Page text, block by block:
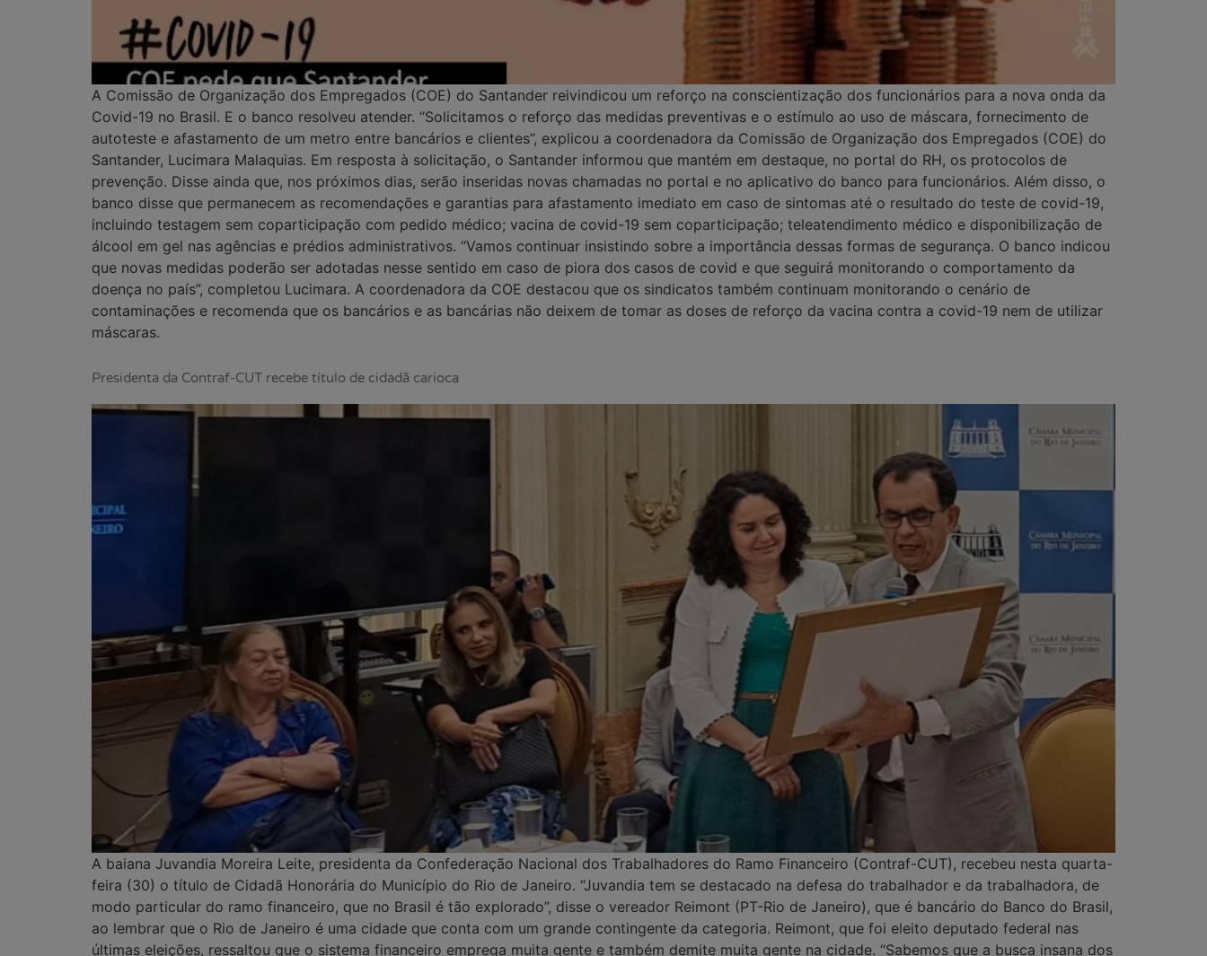
A Comissão de Organização dos Empregados (COE) do Santander reivindicou um reforço na conscientização dos funcionários para a nova onda da
Covid-19 no Brasil. E o banco resolveu atender. “Solicitamos o reforço das medidas preventivas e o estímulo ao uso de máscara, fornecimento de
autoteste e afastamento de um metro entre bancários e clientes”, explicou a coordenadora da Comissão de Organização dos Empregados (COE) do
Santander, Lucimara Malaquias. Em resposta à solicitação, o Santander informou que mantém em destaque, no portal do RH, os protocolos de
prevenção. Disse ainda que, nos próximos dias, serão inseridas novas chamadas no portal e no aplicativo do banco para funcionários. Além disso, o
banco disse que permanecem as recomendações e garantias para afastamento imediato em caso de sintomas até o resultado do teste de covid-19,
incluindo testagem sem coparticipação com pedido médico; vacina de covid-19 sem coparticipação; teleatendimento médico e disponibilização de
álcool em gel nas agências e prédios administrativos. “Vamos continuar insistindo sobre a importância dessas formas de segurança. O banco indicou
que novas medidas poderão ser adotadas nesse sentido em caso de piora dos casos de covid e que seguirá monitorando o comportamento da
doença no país”, completou Lucimara. A coordenadora da COE destacou que os sindicatos também continuam monitorando o cenário de
contaminações e recomenda que os bancários e as bancárias não deixem de tomar as doses de reforço da vacina contra a covid-19 nem de utilizar
máscaras.
Presidenta da Contraf-CUT recebe título de cidadã carioca
A baiana Juvandia Moreira Leite, presidenta da Confederação Nacional dos Trabalhadores do Ramo Financeiro (Contraf-CUT), recebeu nesta quarta-
feira (30) o título de Cidadã Honorária do Município do Rio de Janeiro. “Juvandia tem se destacado na defesa do trabalhador e da trabalhadora, de
modo particular do ramo financeiro, que no Brasil é tão explorado”, disse o vereador Reimont (PT-Rio de Janeiro), que é bancário do Banco do Brasil,
ao lembrar que o Rio de Janeiro é uma cidade que conta com um grande contingente da categoria. Reimont, que foi eleito deputado federal nas
últimas eleições, ressaltou que o sistema financeiro emprega muita gente e também demite muita gente na cidade. “Sabemos que a busca insana dos